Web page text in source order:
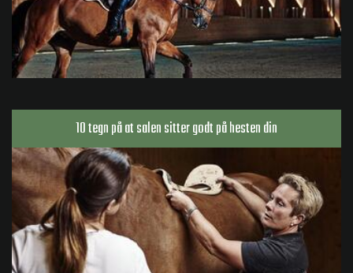
10 tegn på at salen sitter godt på hesten din